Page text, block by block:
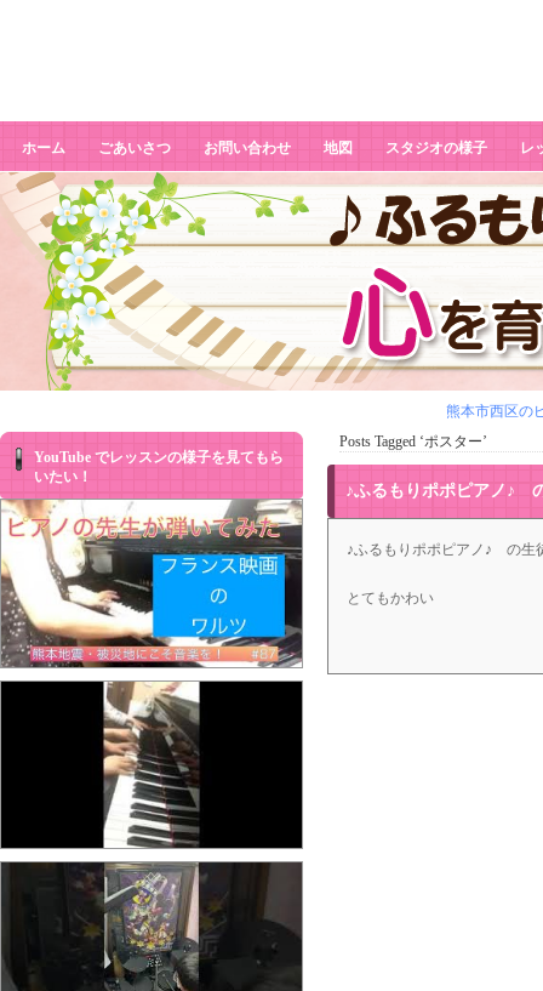
ホーム ごあいさつ お問い合わせ 地図 スタジオの様子 レ
熊本市西区の
Posts Tagged ‘ポスター’
♪ふるもりポポピアノ♪
♪ふるもりポポピアノ♪ の生
とてもかわい
YouTube でレッスンの様子を見てもら
いたい！